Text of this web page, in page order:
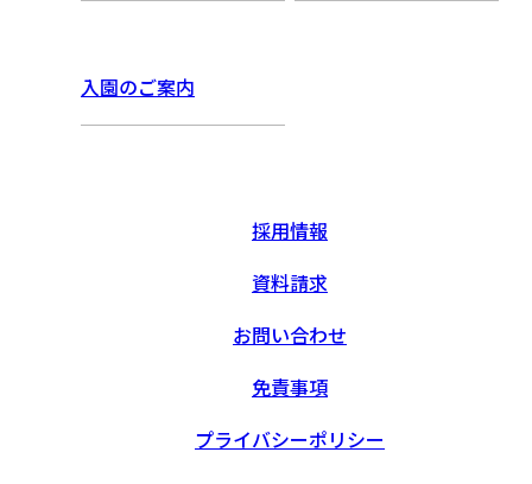
入園のご案内
採用情報
資料請求
お問い合わせ
免責事項
プライバシーポリシー